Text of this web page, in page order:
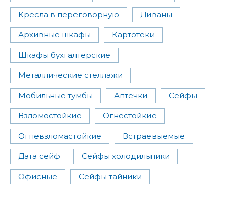
Кресла в переговорную Диваны
Архивные шкафы Картотеки
Шкафы бухгалтерские
Металлические стеллажи
Мобильные тумбы Аптечки Сейфы
Взломостойкие Огнестойкие
Огневзломастойкие Встраевыемые
Дата сейф Сейфы холодильники
Офисные Сейфы тайники